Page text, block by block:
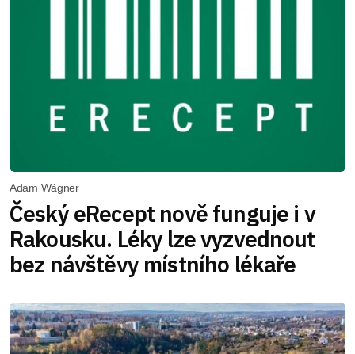
Adam Wágner
Český eRecept nově funguje i v
Rakousku. Léky lze vyzvednout
bez návštěvy místního lékaře